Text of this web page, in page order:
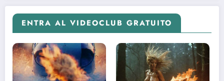
ENTRA AL VIDEOCLUB GRATUITO